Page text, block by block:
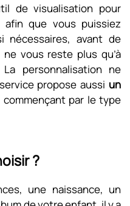
de visualisation pour
que vous puissiez
nécessaires, avant de
vous reste plus qu’à
personnalisation ne
propose aussi un
commençant par le type
?
une naissance, un